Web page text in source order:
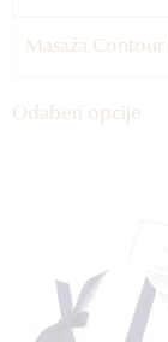
Masaža
Odaberi opcije